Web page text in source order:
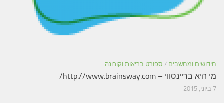
חידושים ומחשבים / ספורט בריאות וקורונה
מי היא בריינסווי – http://www.brainsway.com/
7 ביוני, 2015